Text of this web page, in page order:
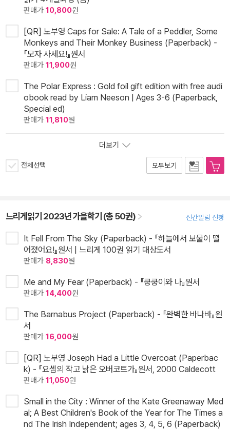
판매가 10,800원
[QR] 노부영 Caps for Sale: A Tale of a Peddler, Some
Monkeys and Their Monkey Business (Paperback) -
『모자 사세요!』원서
판매가 11,900원
The Polar Express : Gold foil gift edition with free audi
obook read by Liam Neeson | Ages 3-6 (Paperback,
Special ed)
판매가 11,810원
더보기
전체선택 모두보기
느리게읽기 2023년 가을학기 (총 50권) 신간알림 신청
It Fell From The Sky (Paperback) - 『하늘에서 보물이 떨
어졌어요!』원서 | 느리게 100권 읽기 대상도서
판매가 8,830원
Me and My Fear (Paperback) - 『쿵쿵이와 나』원서
판매가 14,400원
The Barnabus Project (Paperback) - 『완벽한 바나바』원
서
판매가 16,000원
[QR] 노부영 Joseph Had a Little Overcoat (Paperbac
k) - 『요셉의 작고 낡은 오버코트가』원서, 2000 Caldecott
판매가 11,050원
Small in the City : Winner of the Kate Greenaway Med
al; A Best Children's Book of the Year for The Times a
nd The Irish Independent; ages 3, 4, 5, 6 (Paperback)